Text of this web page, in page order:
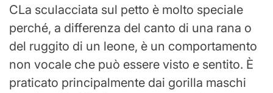
CLa sculacciata sul petto è molto speciale
perché, a differenza del canto di una rana o
del ruggito di un leone, è un comportamento
non vocale che può essere visto e sentito. È
praticato principalmente dai gorilla maschi